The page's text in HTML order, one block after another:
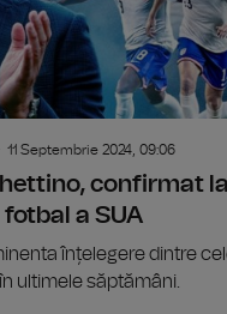
11 Septembrie 2024, 09:06
confirmat
a SUA
înțelegere dintre
ultimele săptămâni.